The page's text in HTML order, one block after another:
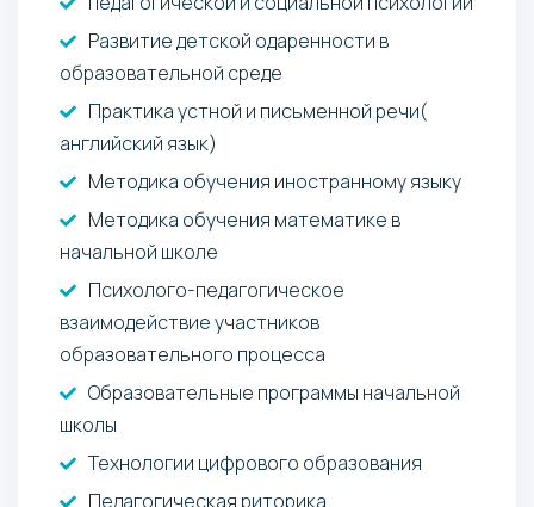
Развитие детской одаренности в
образовательной среде
Практика устной и письменной речи(
английский язык)
Методика обучения иностранному языку
Методика обучения математике в
начальной школе
Психолого-педагогическое
взаимодействие участников
образовательного процесса
Образовательные программы начальной
школы
Технологии цифрового образования
Педагогическая риторика